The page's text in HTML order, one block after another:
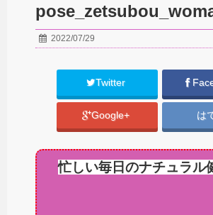
2022/07/29
Twitter
Google+ は
忙しい毎日のナチュラル